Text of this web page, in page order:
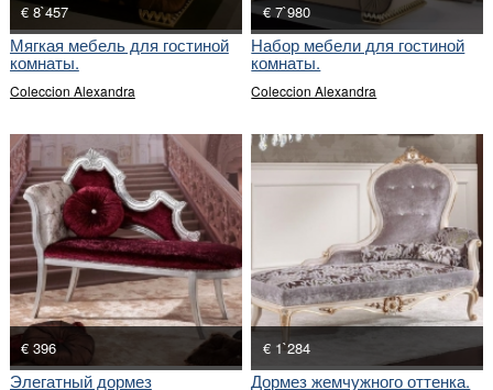
€ 8`457
Мягкая мебель для гостиной
комнаты.
Coleccion Alexandra
€ 7`980
Набор мебели для гостиной
комнаты.
Coleccion Alexandra
€ 396
Элегатный дормез
€ 1`284
Дормез жемчужного оттенка.